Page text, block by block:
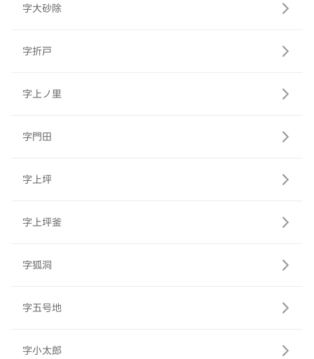
字大砂除
字折戸
字上ノ里
字門田
字上坪
字上坪釜
字狐洞
字五号地
字小太郎